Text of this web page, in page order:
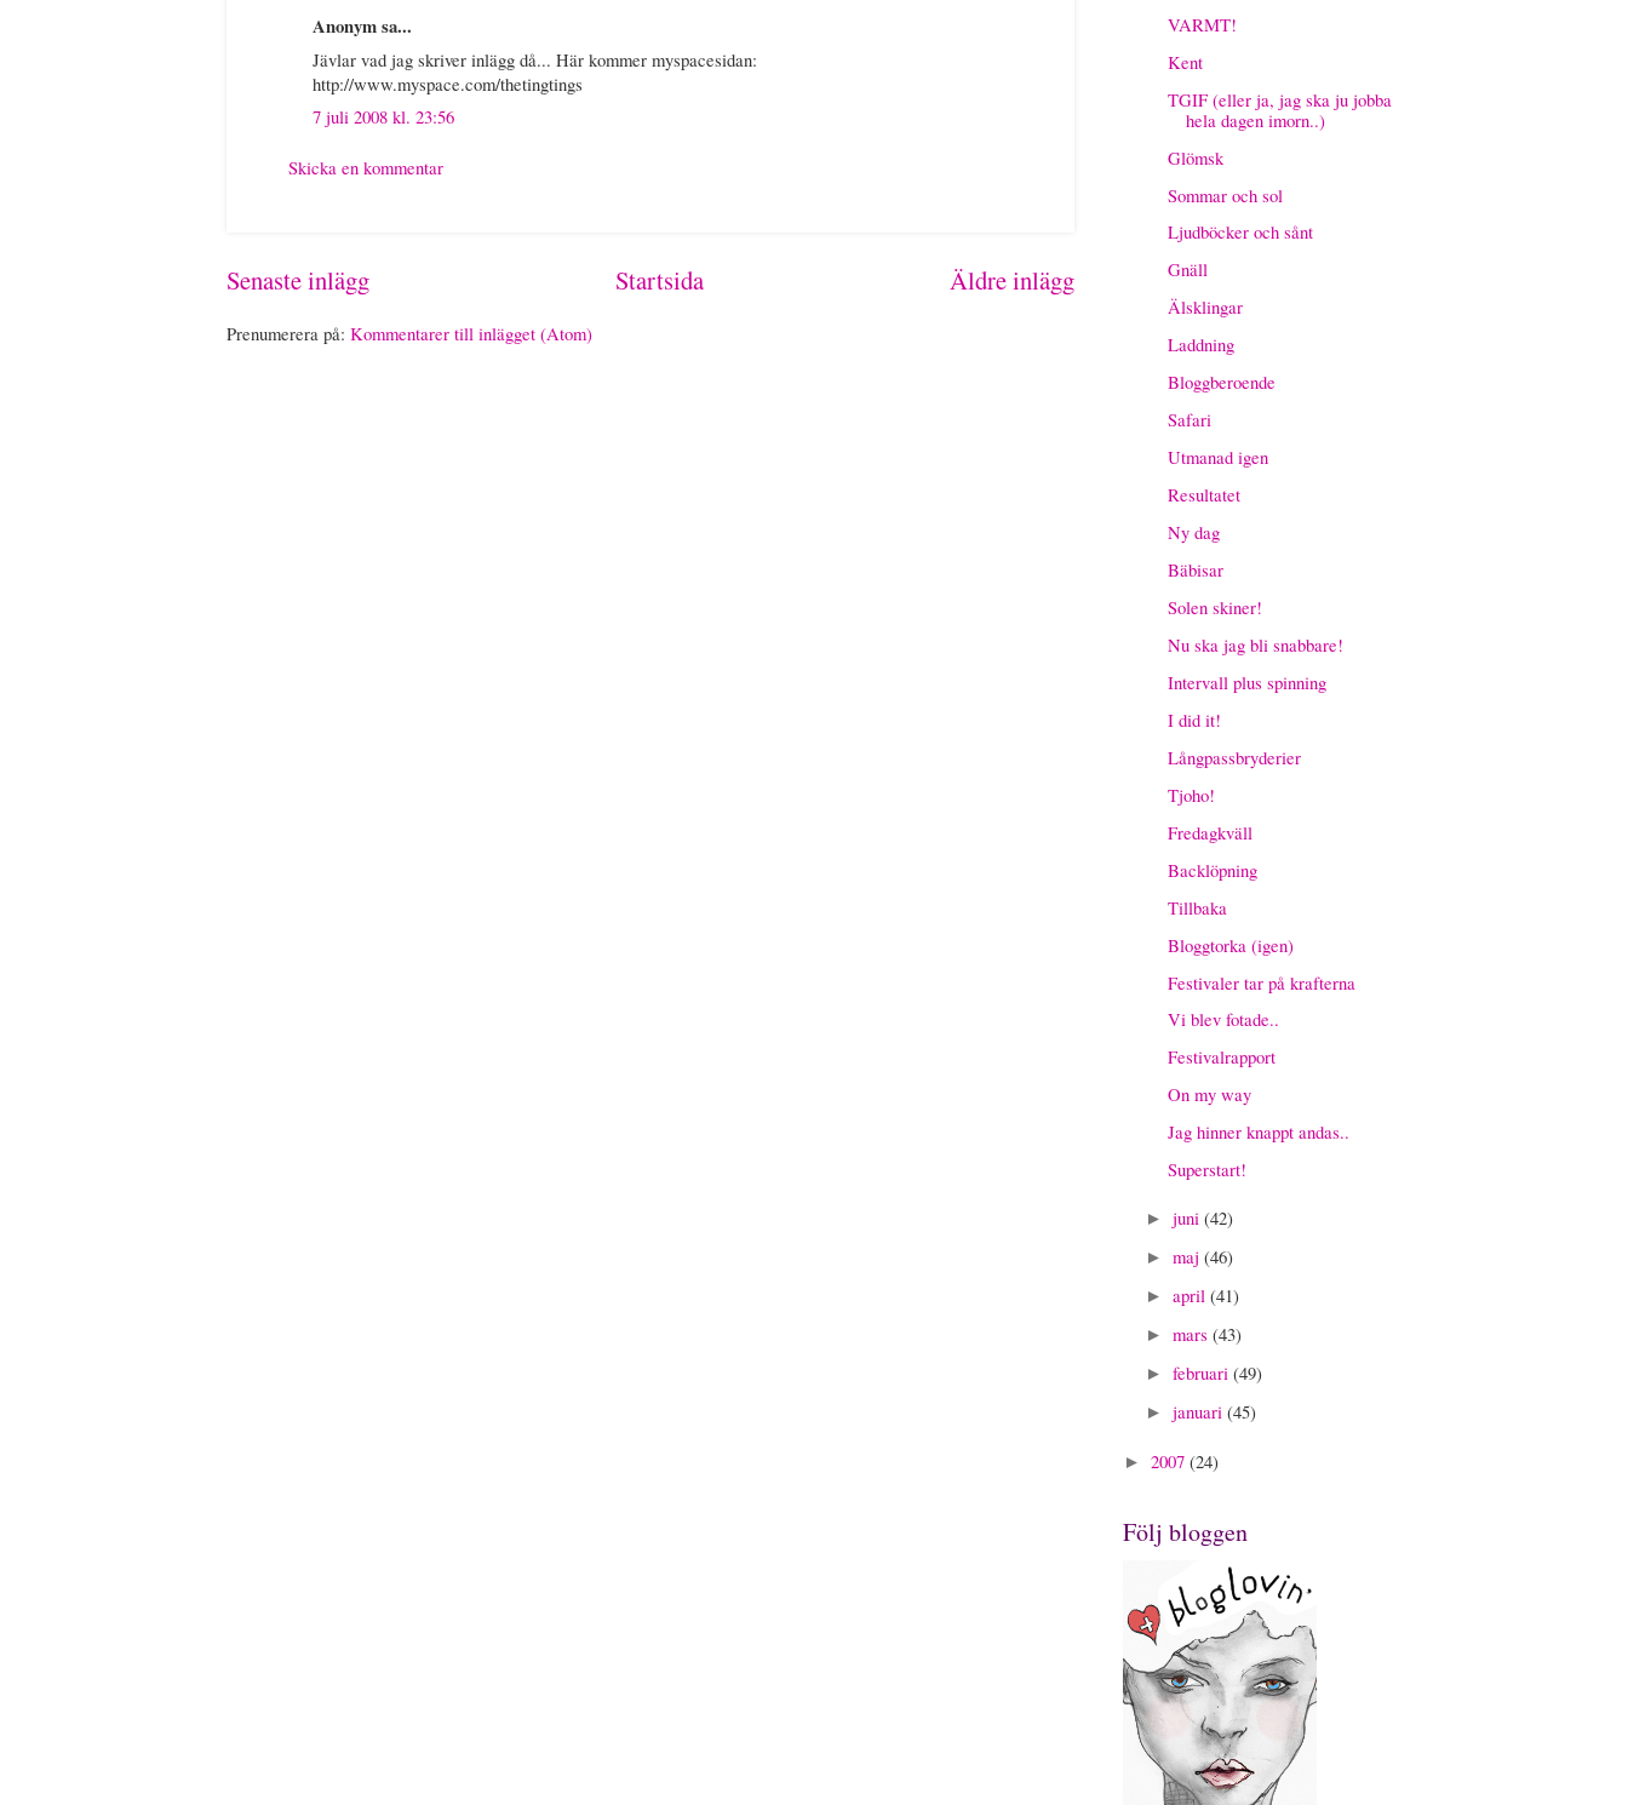
Anonym sa...
Jävlar vad jag skriver inlägg då... Här kommer myspacesidan:
http://www.myspace.com/thetingtings
7 juli 2008 kl. 23:56
Skicka en kommentar
Senaste inlägg Äldre inlägg
Startsida
Prenumerera på: Kommentarer till inlägget (Atom)
VARMT!
Kent
TGIF (eller ja, jag ska ju jobba
hela dagen imorn..)
Glömsk
Sommar och sol
Ljudböcker och sånt
Gnäll
Älsklingar
Laddning
Bloggberoende
Safari
Utmanad igen
Resultatet
Ny dag
Bäbisar
Solen skiner!
Nu ska jag bli snabbare!
Intervall plus spinning
I did it!
Långpassbryderier
Tjoho!
Fredagkväll
Backlöpning
Tillbaka
Bloggtorka (igen)
Festivaler tar på krafterna
Vi blev fotade..
Festivalrapport
On my way
Jag hinner knappt andas..
Superstart!
► juni (42)
► maj (46)
► april (41)
► mars (43)
► februari (49)
► januari (45)
► 2007 (24)
Följ bloggen